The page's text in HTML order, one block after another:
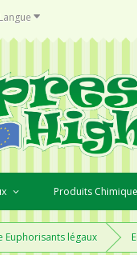
Langue
Produits
Euphorisants légaux